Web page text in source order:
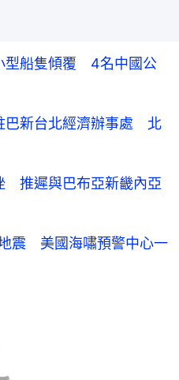
型船隻傾覆 4名中國公
巴新台北經濟辦事處 北
推遲與巴布亞新畿內亞
震 美國海嘯預警中心一